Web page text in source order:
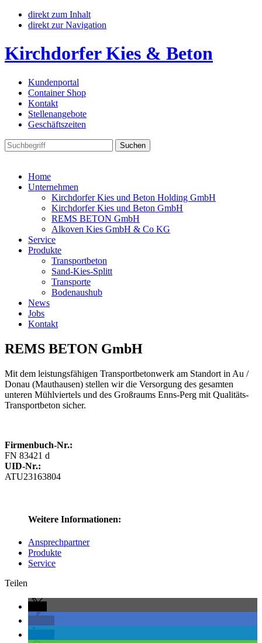
direkt zum Inhalt
direkt zur Navigation
Kirchdorfer Kies & Beton
Kundenportal
Container Shop
Kontakt
Stellenangebote
Geschäftszeiten
Home
Unternehmen
Kirchdorfer Kies und Beton Holding GmbH
Kirchdorfer Kies und Beton GmbH
REMS BETON GmbH
Alkoven Kies GmbH & Co KG
Service
Produkte
Transportbeton
Sand-Kies-Splitt
Transporte
Bodenaushub
News
Jobs
Kontakt
REMS BETON GmbH
Mit dem leistungsfähigen Transportbetonwerk am Standort in Au /
Donau (Mauthausen) stellen wir die Versorgung des gesamten
unteren Mühlviertels und des Großraums Enns-Perg mit Qualitäts-
Transportbeton sicher.
Firmenbuch-Nr.:
FN 83421 d
UID-Nr.:
ATU23163804
Weitere Informationen:
Ansprechpartner
Produkte
Service
Teilen